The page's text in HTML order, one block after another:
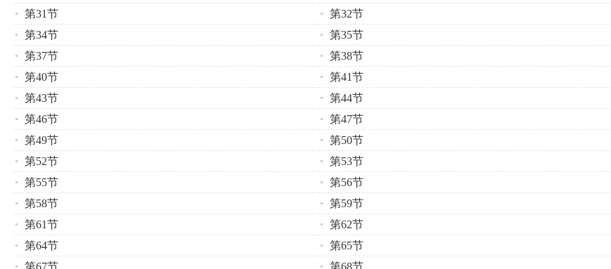
第31节
第32节
第34节
第35节
第37节
第38节
第40节
第41节
第43节
第44节
第46节
第47节
第49节
第50节
第52节
第53节
第55节
第56节
第58节
第59节
第61节
第62节
第64节
第65节
第67节
第68节